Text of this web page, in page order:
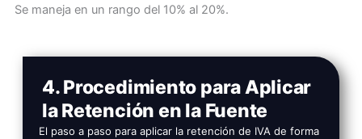
Se maneja en un rango del 10% al 20%.
4. Procedimiento para Aplicar
la Retención en la Fuente
El paso a paso para aplicar la retención de IVA de forma